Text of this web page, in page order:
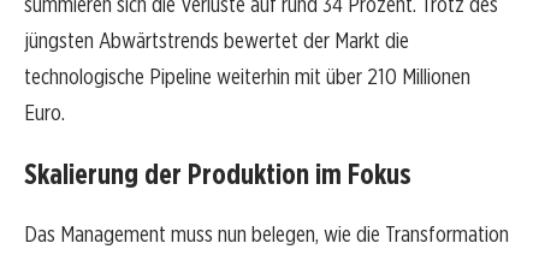
jüngsten Abwärtstrends bewertet der Markt die
technologische Pipeline weiterhin mit über 210 Millionen
Euro.
Skalierung der Produktion im Fokus
Das Management muss nun belegen, wie die Transformation